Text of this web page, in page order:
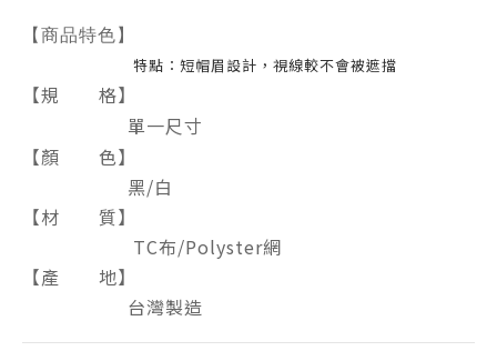
【商品特色】
特點：短帽眉設計，視線較不會被遮擋
【規 格】
單一尺寸
【顏 色】
黑/白
【材 質】
TC布/Polyster網
【產 地】
台灣製造